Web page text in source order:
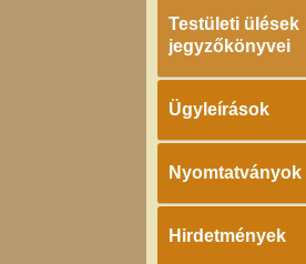
Testületi ülések
jegyzőkönyvei
Ügyleírások
Nyomtatványok
Hirdetmények